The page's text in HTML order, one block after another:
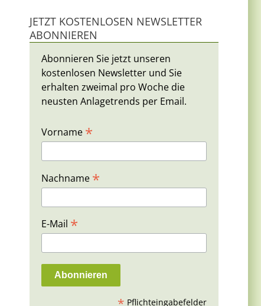
JETZT KOSTENLOSEN NEWSLETTER
ABONNIEREN
Abonnieren Sie jetzt unseren
kostenlosen Newsletter und Sie
erhalten zweimal pro Woche die
neusten Anlagetrends per Email.
Vorname *
Nachname *
E-Mail *
Pflichteingabefelder